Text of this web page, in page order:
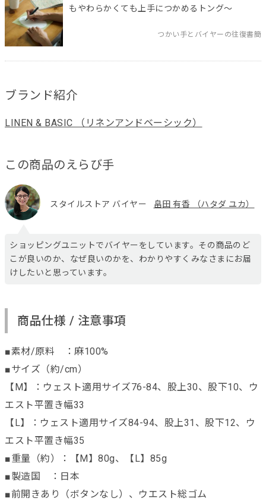
もやわらかくても上手につかめるトング～
つかい手とバイヤーの往復書簡
ブランド紹介
LINEN & BASIC （リネンアンドベーシック）
この商品のえらび手
スタイルストア バイヤー 畠田 有香 （ハタダ ユカ）
ショッピングユニットでバイヤーをしています。その商品のど
こが良いのか、なぜ良いのかを、わかりやすくみなさまにお届
けしたいと思っています。
商品仕様 / 注意事項
■素材/原料 ：麻100%
■サイズ（約/cm）
【M】：ウェスト適用サイズ76-84、股上30、股下10、ウ
エスト平置き幅33
【L】：ウェスト適用サイズ84-94、股上31、股下12、ウ
エスト平置き幅35
■重量（約）：【M】80g、【L】85g
■製造国 ：日本
■前開きあり（ボタンなし）、ウエスト総ゴム